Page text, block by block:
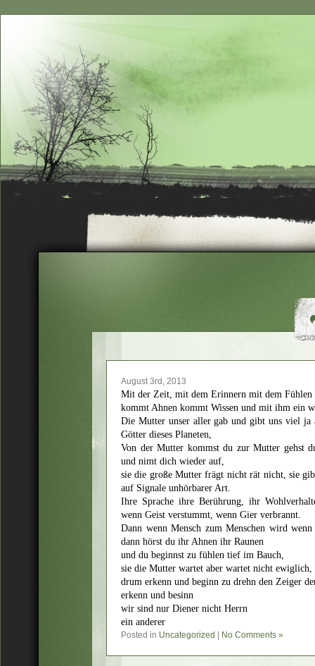
August 3rd, 2013
Mit der Zeit, mit dem Erinnern mit dem
kommt Ahnen kommt Wissen und mit ihm ein
Die Mutter unser aller gab und gibt uns viel
Götter dieses Planeten,
Von der Mutter kommst du zur Mutter gehst
und nimt dich wieder auf,
sie die große Mutter frägt nicht rät nicht, sie
auf Signale unhörbarer Art.
Ihre Sprache ihre Berührung, ihr
wenn Geist verstummt, wenn Gier verbrannt.
Dann wenn Mensch zum Menschen wird
dann hörst du ihr Ahnen ihr Raunen
und du beginnst zu fühlen tief im Bauch,
sie die Mutter wartet aber wartet nicht ewiglich,
drum erkenn und beginn zu drehn den Zeiger
erkenn und besinn
wir sind nur Diener nicht Herrn
ein anderer
Posted in Uncategorized No Comments »